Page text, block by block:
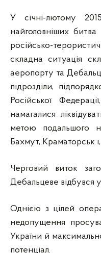
У січні-лютому
найголовніших
російсько-
складна ситуація
аеропорту та
підрозділи,
Російської
намагалися
метою подальшого
Бахмут, Краматорськ
Черговий виток
Дебальцеве відбувся
Однією з цілей
недопущення
України й
потенціал.